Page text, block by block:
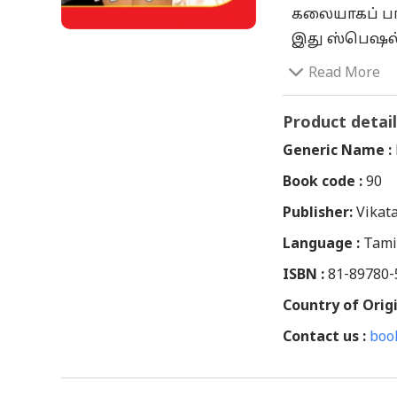
கலையாகப்
இது
அயிட்டம்
ஏராளம்!
செல்கிற
வகையில்
Read More
Product
Generic Name :
Book code : 90
Publisher:
Language :
ISBN : 81-
Country of
Contact us :